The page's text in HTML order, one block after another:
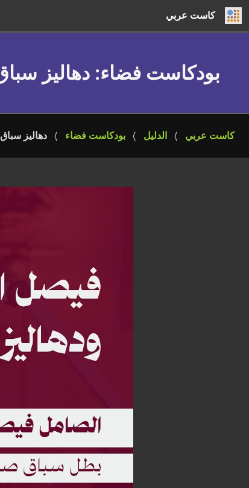
كاست عربي
بودكاست فضاء: دهاليز
كاست عربي الدليل بودكاست فضاء دهاليز